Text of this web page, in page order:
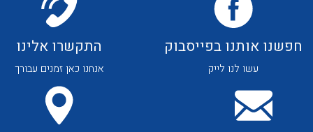
לכל מוצרי היצרן לכל מוצרי היצרן
חפשנו אותנו בפייסבוק
עשו לנו לייק
התקשרו אלינו
אנחנו כאן זמנים עבורך